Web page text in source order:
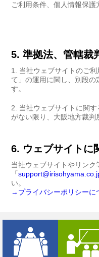
ご利用条件、個人情報保護
5. 準拠法、管轄裁
当社ウェブサイトのご
て」の運用に関し、別段の
す。
当社ウェブサイトに関
がない限り、大阪地方裁判
6. ウェブサイトに
当社ウェブサイトやリンク
「
い。
→プライバシーポリシーに